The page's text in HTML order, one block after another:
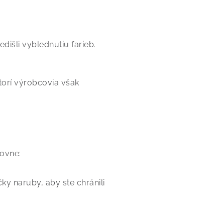
vyblednutiu farieb.
výrobcovia však
naruby, aby ste chránili